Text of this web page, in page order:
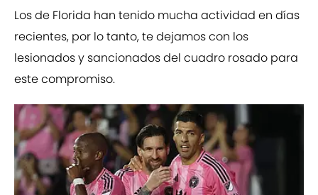
Los de Florida han tenido mucha actividad en días
recientes, por lo tanto, te dejamos con los
lesionados y sancionados del cuadro rosado para
este compromiso.